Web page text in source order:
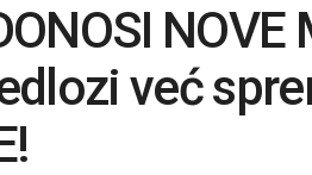
NOVE
već